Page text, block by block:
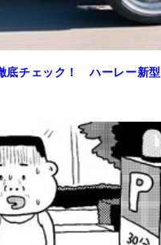
底チェック！ ハーレー新型